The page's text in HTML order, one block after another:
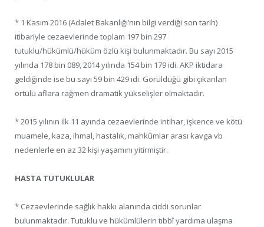
* 1 Kasım 2016 (Adalet Bakanlığı’nın bilgi verdiği son tarih)
itibariyle cezaevlerinde toplam 197 bin 297
tutuklu/hükümlü/hüküm özlü kişi bulunmaktadır. Bu sayı 2015
yılında 178 bin 089, 2014 yılında 154 bin 179 idi. AKP iktidara
geldiğinde ise bu sayı 59 bin 429 idi. Görüldüğü gibi çıkarılan
örtülü aflara rağmen dramatik yükselişler olmaktadır.
* 2015 yılının ilk 11 ayında cezaevlerinde intihar, işkence ve kötü
muamele, kaza, ihmal, hastalık, mahkûmlar arası kavga vb
nedenlerle en az 32 kişi yaşamını yitirmiştir.
HASTA TUTUKLULAR
* Cezaevlerinde sağlık hakkı alanında ciddi sorunlar
bulunmaktadır. Tutuklu ve hükümlülerin tıbbî yardıma ulaşma